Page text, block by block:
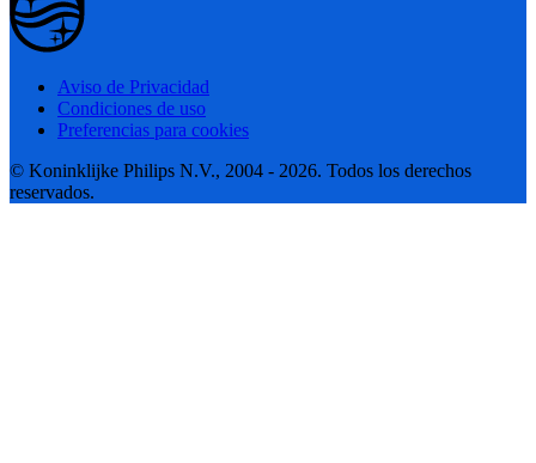
Aviso de Privacidad
Condiciones de uso
Preferencias para cookies
© Koninklijke Philips N.V., 2004 - 2026. Todos los derechos
reservados.